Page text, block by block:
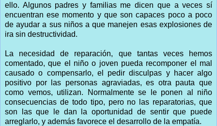
ello. Algunos padres y familias me dicen que a veces sí
encuentran ese momento y que son capaces poco a poco
de ayudar a sus niños a que manejen esas explosiones de
ira sin destructividad.
La necesidad de reparación, que tantas veces hemos
comentado, que el niño o joven pueda recomponer el mal
causado o compensarlo, el pedir disculpas y hacer algo
positivo por las personas agraviadas, es otra pauta que
como vemos, utilizan. Normalmente se le ponen al niño
consecuencias de todo tipo, pero no las reparatorias, que
son las que le dan la oportunidad de sentir que puede
arreglarlo, y además favorece el desarrollo de la empatía.